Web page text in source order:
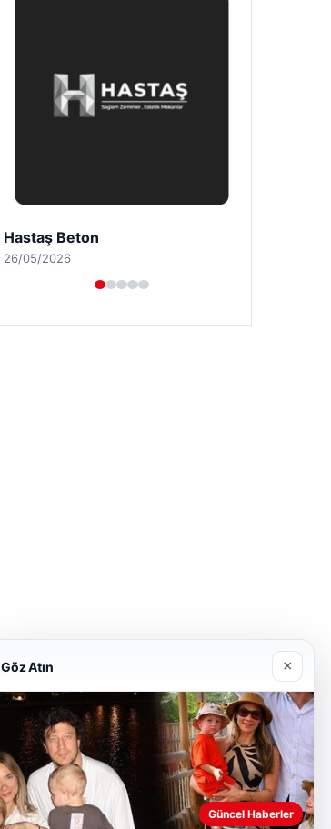
Enes Kaplan Avukatlık Bürosu
28/04/2026
Göz Atın ×
Güncel Haberler